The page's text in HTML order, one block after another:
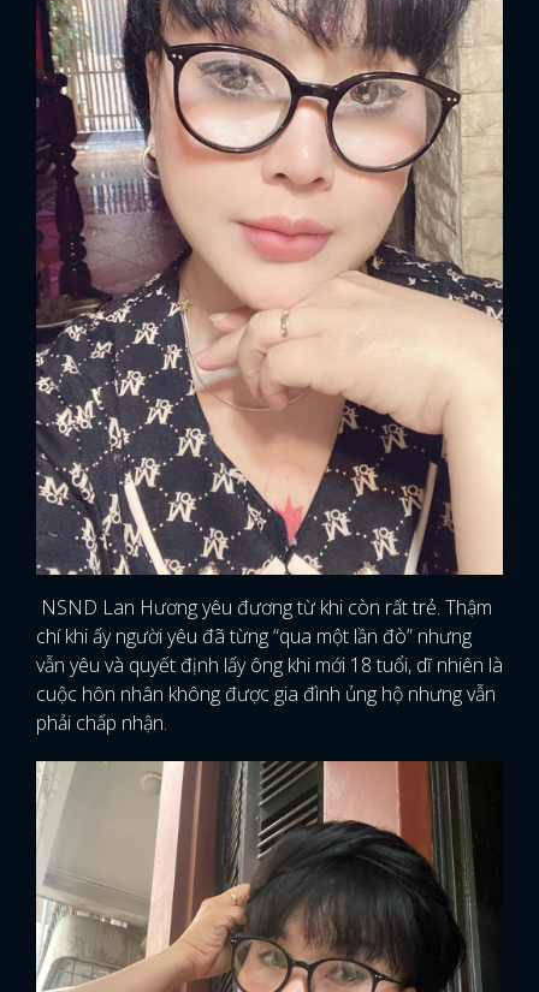
NSND Lan Hương yêu đương từ khi còn rất trẻ. Thậm
chí khi ấy người yêu đã từng “qua một lần đò” nhưng
vẫn yêu và quyết định lấy ông khi mới 18 tuổi, dĩ nhiên là
cuộc hôn nhân không được gia đình ủng hộ nhưng vẫn
phải chấp nhận.